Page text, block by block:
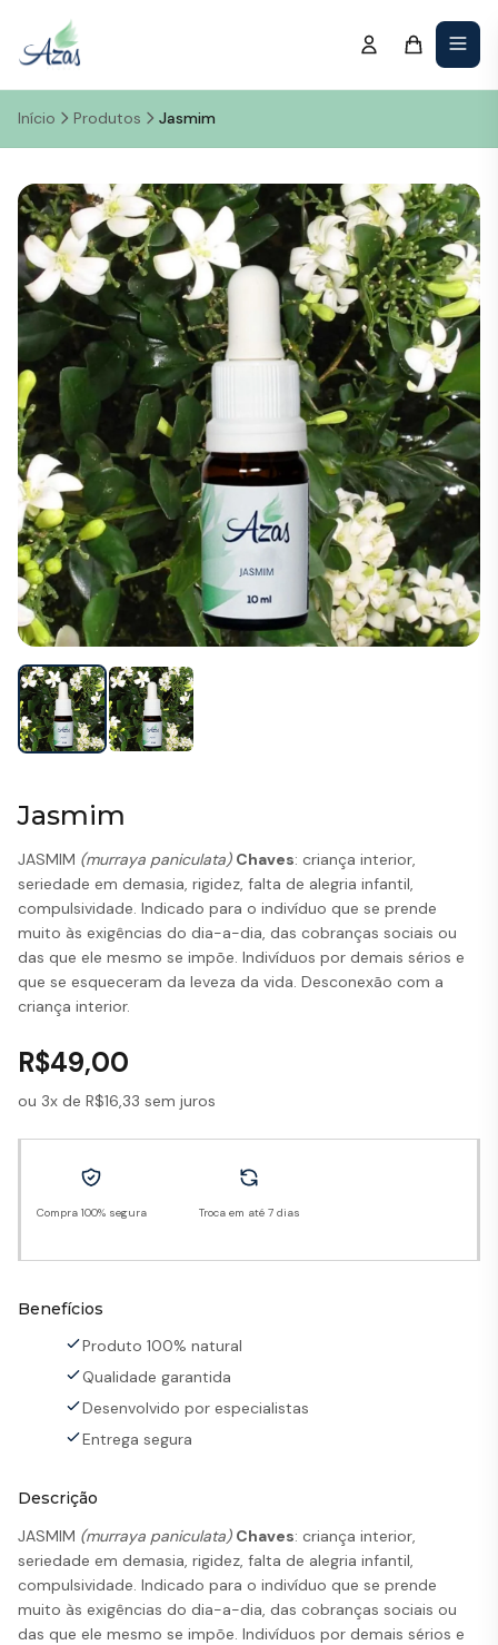
Início Produtos Jasmim
Jasmim
JASMIM (murraya paniculata) Chaves: criança interior,
seriedade em demasia, rigidez, falta de alegria infantil,
compulsividade. Indicado para o indivíduo que se prende
muito às exigências do dia-a-dia, das cobranças sociais ou
das que ele mesmo se impõe. Indivíduos por demais sérios e
que se esqueceram da leveza da vida. Desconexão com a
criança interior.
R$49,00
ou 3x de R$16,33 sem juros
Compra 100% segura Troca em até 7 dias
Benefícios
Produto 100% natural
Qualidade garantida
Desenvolvido por especialistas
Entrega segura
Descrição
JASMIM (murraya paniculata) Chaves: criança interior,
seriedade em demasia, rigidez, falta de alegria infantil,
compulsividade. Indicado para o indivíduo que se prende
muito às exigências do dia-a-dia, das cobranças sociais ou
das que ele mesmo se impõe. Indivíduos por demais sérios e